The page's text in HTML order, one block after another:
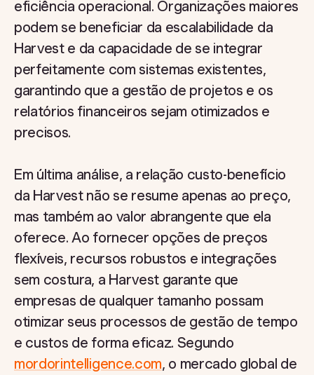
eficiência operacional. Organizações maiores
podem se beneficiar da escalabilidade da
Harvest e da capacidade de se integrar
perfeitamente com sistemas existentes,
garantindo que a gestão de projetos e os
relatórios financeiros sejam otimizados e
precisos.
Em última análise, a relação custo-benefício
da Harvest não se resume apenas ao preço,
mas também ao valor abrangente que ela
oferece. Ao fornecer opções de preços
flexíveis, recursos robustos e integrações
sem costura, a Harvest garante que
empresas de qualquer tamanho possam
otimizar seus processos de gestão de tempo
e custos de forma eficaz. Segundo
mordorintelligence.com, o mercado global de